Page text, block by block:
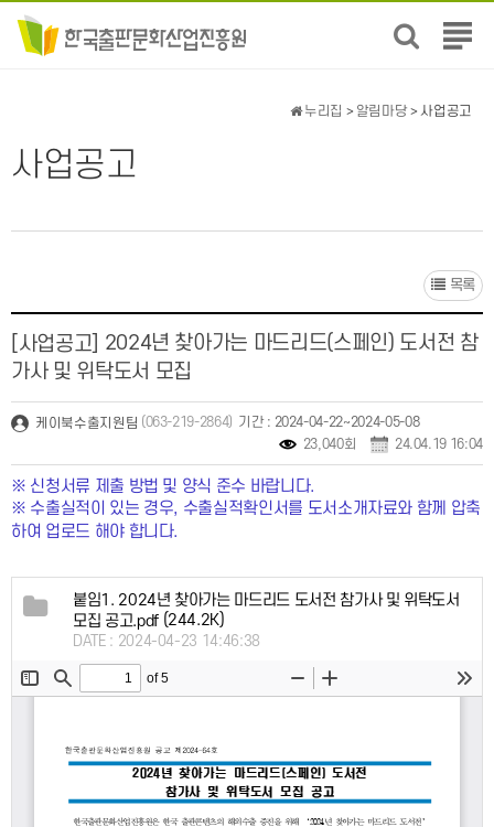
전
뉴
사업공고
누리집 > 알림마당 > 사업공고
목록
[사업공고]
2024년 찾아가는 마드리드(스페인) 도서전 참
가사 및 위탁도서 모집
케이북수출지원팀 (063-219-2864) 기간 : 2024-04-22~2024-05-08
23,040회
24.04.19 16:04
※ 신청서류 제출 방법 및 양식 준수 바랍니다.
※ 수출실적이 있는 경우, 수출실적확인서를 도서소개자료와 함께 압축
하여 업로드 해야 합니다.
붙임1. 2024년 찾아가는 마드리드 도서전 참가사 및 위탁도서
모집 공고.pdf(244.2K)
DATE : 2024-04-23 14:46:38